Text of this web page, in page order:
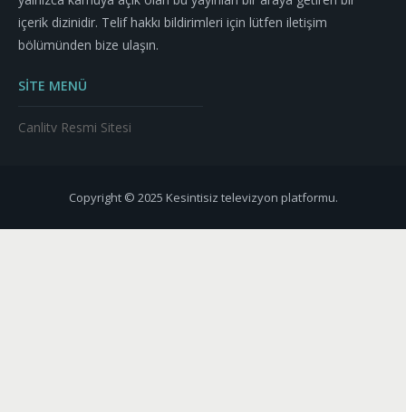
içerik dizinidir. Telif hakkı bildirimleri için lütfen iletişim
bölümünden bize ulaşın.
SİTE MENÜ
Canlitv Resmi Sitesi
Copyright © 2025 Kesintisiz televizyon platformu.